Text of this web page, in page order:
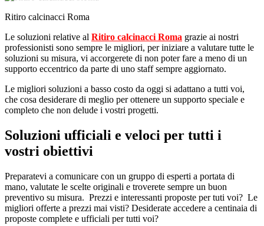
Ritiro calcinacci Roma
Le soluzioni relative al Ritiro calcinacci Roma grazie ai nostri
professionisti sono sempre le migliori, per iniziare a valutare tutte le
soluzioni su misura, vi accorgerete di non poter fare a meno di un
supporto eccentrico da parte di uno staff sempre aggiornato.
Le migliori soluzioni a basso costo da oggi si adattano a tutti voi,
che cosa desiderare di meglio per ottenere un supporto speciale e
completo che non delude i vostri progetti.
Soluzioni ufficiali e veloci per tutti i
vostri obiettivi
Preparatevi a comunicare con un gruppo di esperti a portata di
mano, valutate le scelte originali e troverete sempre un buon
preventivo su misura. Prezzi e interessanti proposte per tuti voi? Le
migliori offerte a prezzi mai visti? Desiderate accedere a centinaia di
proposte complete e ufficiali per tutti voi?